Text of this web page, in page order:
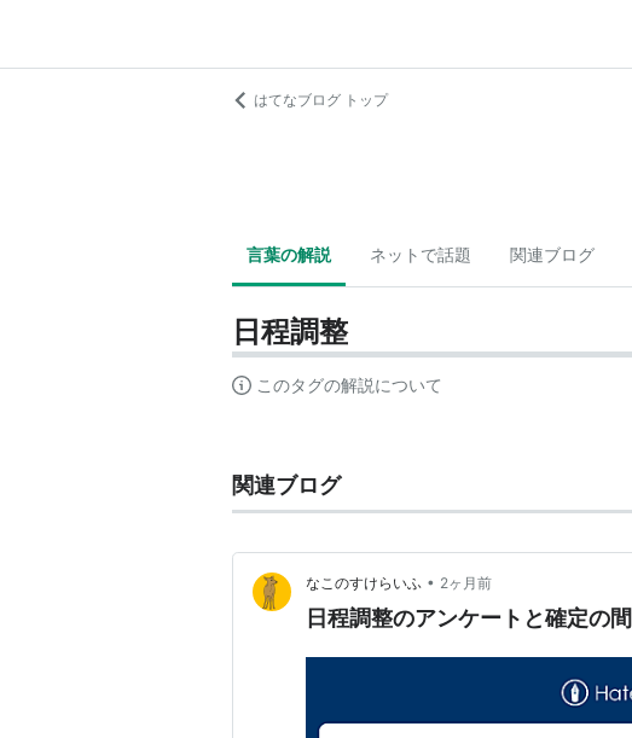
はてなブログ トップ
言葉の解説 ネットで話題 関連ブログ
日程調整
このタグの解説について
関連ブログ
なこのすけらいふ • 2ヶ月前
日程調整のアンケートと確定の間